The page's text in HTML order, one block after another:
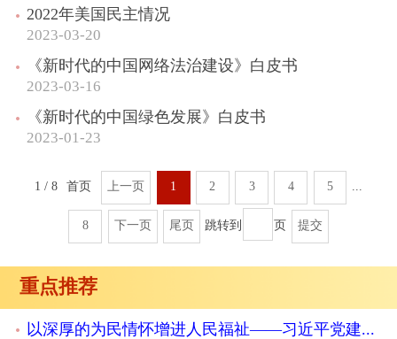
2022年美国民主情况
2023-03-20
《新时代的中国网络法治建设》白皮书
2023-03-16
《新时代的中国绿色发展》白皮书
2023-01-23
1 / 8 首页 上一页 1 2 3 4 5
8 下一页 尾页 跳转到 页 提交
重点推荐
以深厚的为民情怀增进人民福祉——习近平党建...